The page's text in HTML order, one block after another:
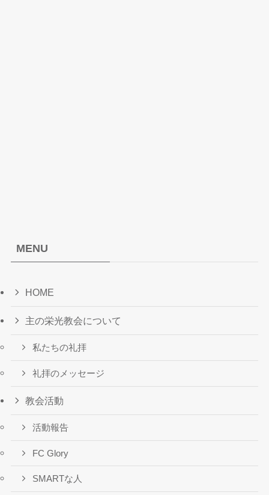
MENU
HOME
主の栄光教会について
私たちの礼拝
礼拝のメッセージ
教会活動
活動報告
FC Glory
SMARTな人